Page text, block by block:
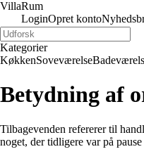
VillaRum
LoginOpret konto
Kategorier
KøkkenSoveværelse
Betydning af
Tilbagevenden refererer til
noget, der tidligere var på